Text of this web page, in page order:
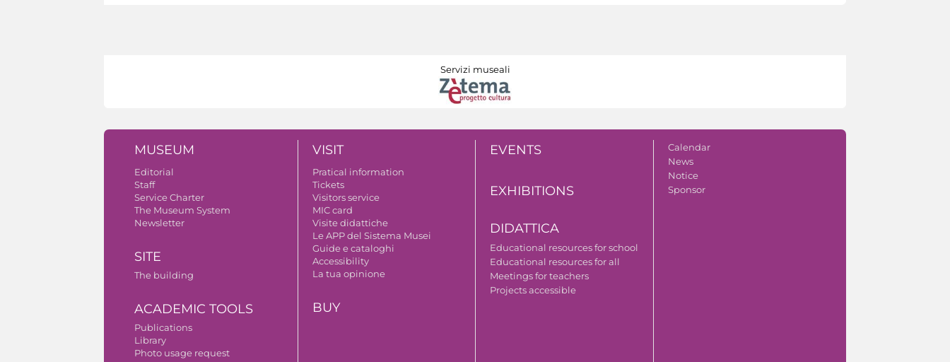
Servizi museali
MUSEUM
Editorial
Staff
Service Charter
The Museum System
Newsletter
SITE
The building
ACADEMIC TOOLS
Publications
Library
Photo usage request
VISIT
Pratical information
Tickets
Visitors service
MIC card
Visite didattiche
Le APP del Sistema Musei
Guide e cataloghi
Accessibility
La tua opinione
BUY
EVENTS
EXHIBITIONS
DIDATTICA
Educational resources for school
Educational resources for all
Meetings for teachers
Projects accessible
Calendar
News
Notice
Sponsor